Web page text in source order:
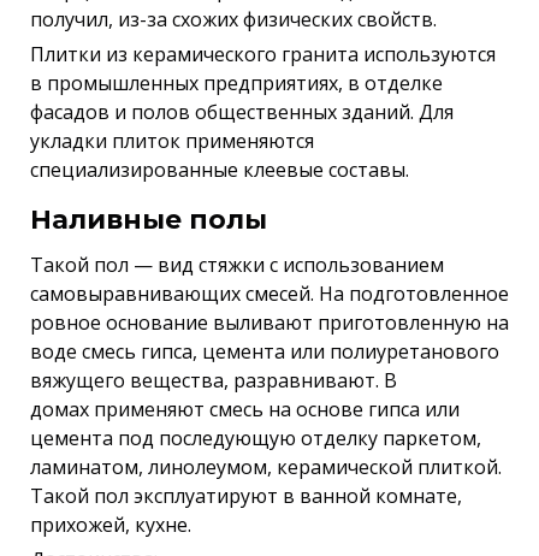
получил, из-за схожих физических свойств.
Плитки из керамического гранита используются
в промышленных предприятиях, в отделке
фасадов и полов общественных зданий. Для
укладки плиток применяются
специализированные клеевые составы.
Наливные полы
Такой пол — вид стяжки с использованием
самовыравнивающих смесей. На подготовленное
ровное основание выливают приготовленную на
воде смесь гипса, цемента или полиуретанового
вяжущего вещества, разравнивают. В
домах применяют смесь на основе гипса или
цемента под последующую отделку паркетом,
ламинатом, линолеумом, керамической плиткой.
Такой пол эксплуатируют в ванной комнате,
прихожей, кухне.